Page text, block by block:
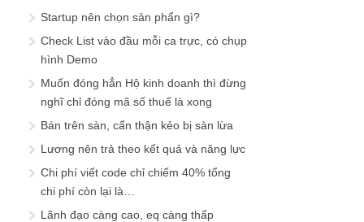
Startup nên chọn sản phẩn gì?
Check List vào đầu mỗi ca trực, có chụp
hình Demo
Muốn đóng hẳn Hộ kinh doanh thì đừng
nghĩ chỉ đóng mã số thuế là xong
Bán trên sàn, cẩn thận kẻo bị sàn lừa
Lương nên trả theo kết quả và năng lực
Chi phí viết code chỉ chiếm 40% tổng
chi phí còn lại là…
Lãnh đạo càng cao, eq càng thấp